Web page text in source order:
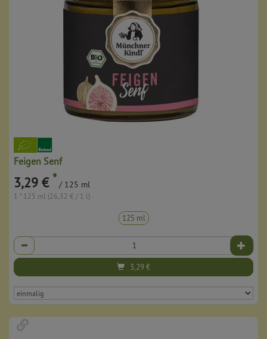
Feigen Senf
3,29 € * / 125 ml
1 * 125 ml (26,32 € / 1 l)
125 ml
Anzahl
3,29€